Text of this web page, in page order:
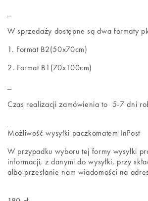
W sprzedaży dostępne są dwa formaty
1. Format B2(50x70cm)
2. Format B1(70x100cm)
Czas realizacji zamówienia to 5-7 dni
Możliwość wysyłki paczkomatem InPost
W przypadku wyboru tej formy wysyłki
informacji, z danymi do wysyłki, przy
albo przesłanie nam wiadomości na